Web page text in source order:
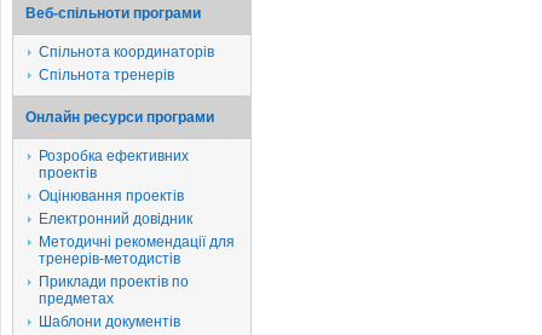
Веб-спільноти програми
Спільнота координаторів
Спільнота тренерів
Онлайн ресурси програми
Розробка ефективних
проектів
Оцінювання проектів
Електронний довідник
Методичні рекомендації для
тренерів-методистів
Приклади проектів по
предметах
Шаблони документів